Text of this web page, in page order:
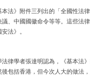
本法》附件三列出的「全國性法
議、中國國徽命令等等。這些法
法》。
法律學者張達明認為，《基本法
後包括香港，但今次人大的做法